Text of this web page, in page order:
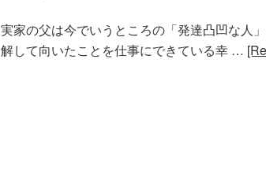
実家の父は今でいうところの「発達凸凹な人
解して向いたことを仕事にできている幸 …